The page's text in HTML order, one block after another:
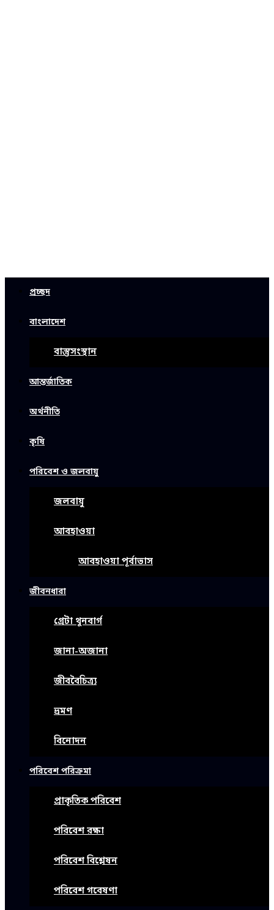
প্রচ্ছদ
বাংলাদেশ
বাস্তুসংস্থান
আন্তর্জাতিক
অর্থনীতি
কৃষি
পরিবেশ ও জলবায়ু
জলবায়ু
আবহাওয়া
আবহাওয়া পূর্বাভাস
জীবনধারা
গ্রেটা থুনবার্গ
জানা-অজানা
জীববৈচিত্র্য
ভ্রমণ
বিনোদন
পরিবেশ পরিক্রমা
প্রাকৃতিক পরিবেশ
পরিবেশ রক্ষা
পরিবেশ বিশ্লেষন
পরিবেশ গবেষণা